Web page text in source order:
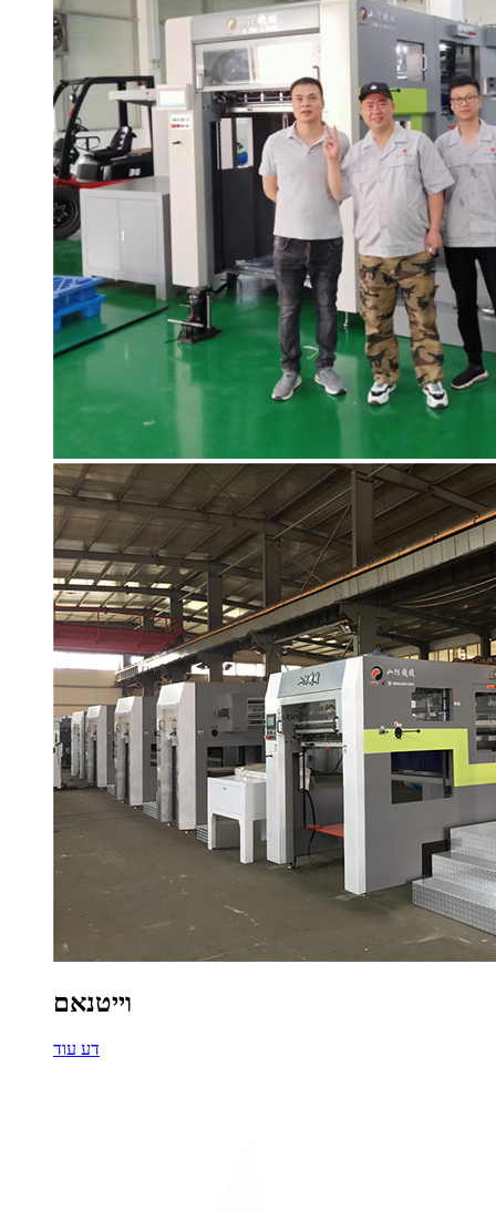
וייטנאם
דע עוד